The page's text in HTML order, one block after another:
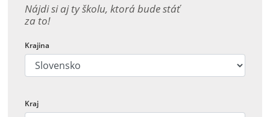
Nájdi si aj ty školu, ktorá bude stáť
za to!
Krajina
Kraj